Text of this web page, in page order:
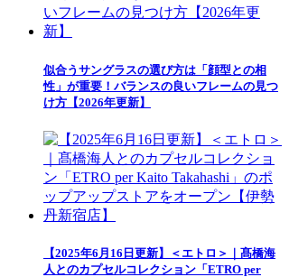
似合うサングラスの選び方は「顔型との相
性」が重要！バランスの良いフレームの見つ
け方【2026年更新】
【2025年6月16日更新】＜エトロ＞｜髙橋海
人とのカプセルコレクション「ETRO per